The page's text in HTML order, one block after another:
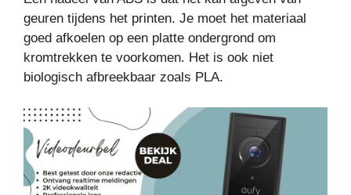
geuren tijdens het printen. Je moet het materiaal
goed afkoelen op een platte ondergrond om
kromtrekken te voorkomen. Het is ook niet
biologisch afbreekbaar zoals PLA.